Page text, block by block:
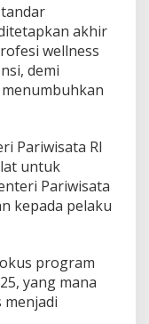
akhir
wellness
demi
Pariwisata RI
untuk
Pariwisata
kepada pelaku
program
yang mana
menjadi